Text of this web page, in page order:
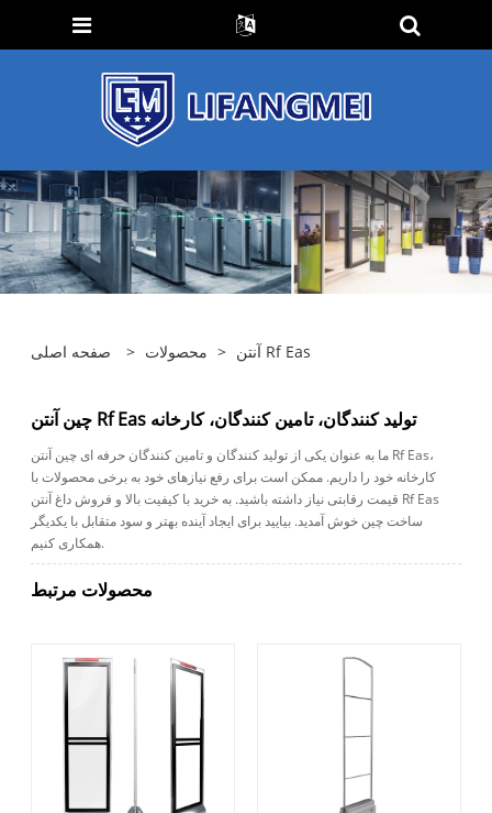
صفحه اصلی > محصولات > آنتن Rf Eas
چین آنتن Rf Eas تولید کنندگان، تامین کنندگان، کارخانه
ما به عنوان یکی از تولید کنندگان و تامین کنندگان حرفه ای چین آنتن Rf Eas،
کارخانه خود را داریم. ممکن است برای رفع نیازهای خود به برخی محصولات با
قیمت رقابتی نیاز داشته باشید. به خرید با کیفیت بالا و فروش داغ آنتن Rf Eas
ساخت چین خوش آمدید. بیایید برای ایجاد آینده بهتر و سود متقابل با یکدیگر
همکاری کنیم.
محصولات مرتبط